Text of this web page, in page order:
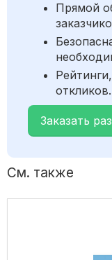
Прямой
откликов.
Заказать
См. также